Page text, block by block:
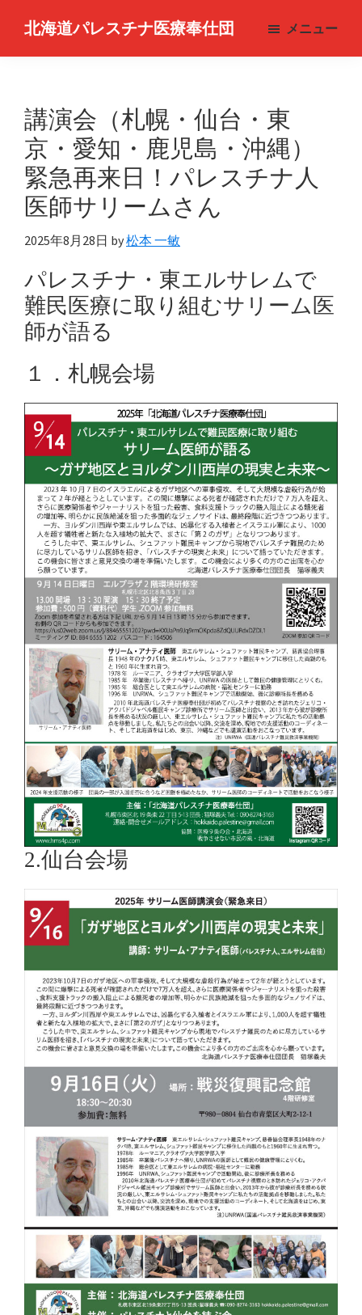
main
北海道パレスチナ医療奉仕団
for
Palestine
メニュー
講演会（札幌・仙台・東
京・愛知・鹿児島・沖縄）
緊急再来日！パレスチナ人
医師サリームさん
2025年8月28日 by松本 一敏
パレスチナ・東エルサレムで
難民医療に取り組むサリーム医
師が語る
１．札幌会場
2.仙台会場